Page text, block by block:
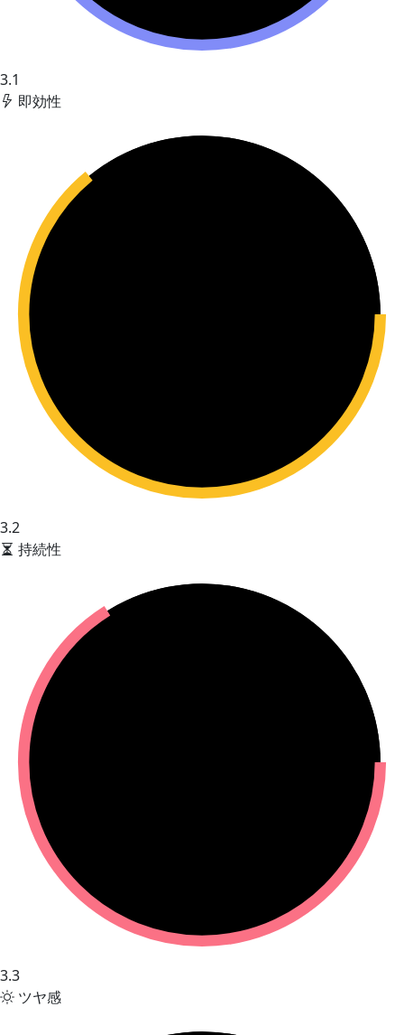
3.1
即効性
3.2
持続性
3.3
ツヤ感